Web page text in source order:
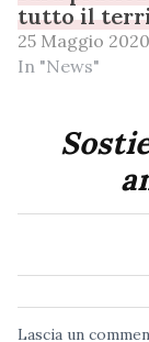
tutto il
25 Maggio 2020
In "News"
Lascia un